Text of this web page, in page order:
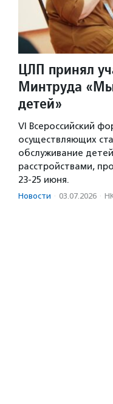
ЦЛП принял
Минтруда
детей»
VI Всероссийский
осуществляющих
обслуживание
расстройствами,
23-25 июня.
Новости · 03.07.2026 ·